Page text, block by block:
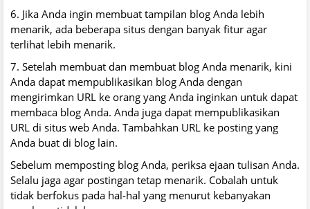
6. Jika Anda ingin membuat tampilan blog Anda lebih
menarik, ada beberapa situs dengan banyak fitur agar
terlihat lebih menarik.
7. Setelah membuat dan membuat blog Anda menarik, kini
Anda dapat mempublikasikan blog Anda dengan
mengirimkan URL ke orang yang Anda inginkan untuk dapat
membaca blog Anda. Anda juga dapat mempublikasikan
URL di situs web Anda. Tambahkan URL ke posting yang
Anda buat di blog lain.
Sebelum memposting blog Anda, periksa ejaan tulisan Anda.
Selalu jaga agar postingan tetap menarik. Cobalah untuk
tidak berfokus pada hal-hal yang menurut kebanyakan